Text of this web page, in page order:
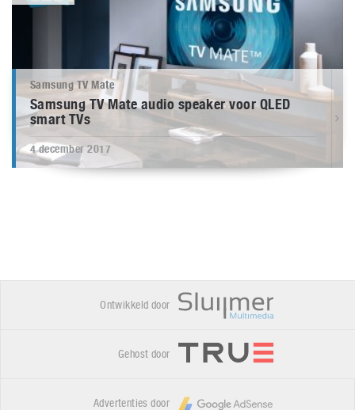
Samsung TV Mate
Samsung TV Mate audio speaker voor QLED
smart TVs
4 december 2017
Ontwikkeld door
Gehost door
Advertenties door